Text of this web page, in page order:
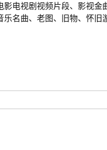
电视剧视频片段、影视金
乐名曲、老图、旧物、怀旧